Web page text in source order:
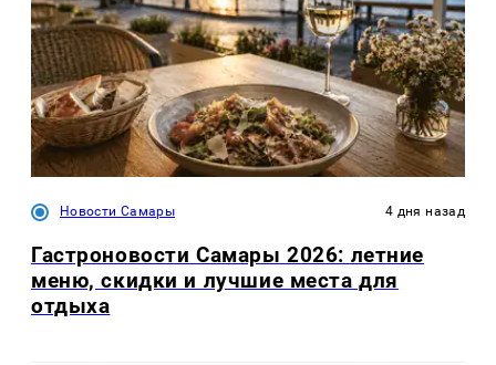
Новости Самары 4 дня назад
Гастроновости Самары 2026: летние
меню, скидки и лучшие места для
отдыха